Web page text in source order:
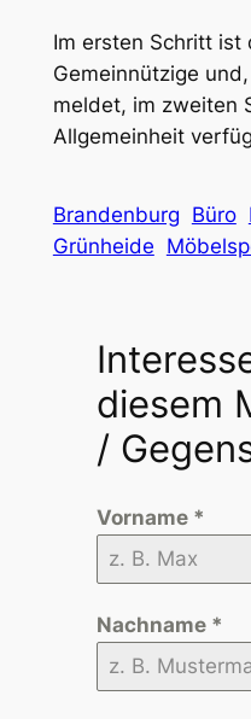
Im ersten Schritt ist
Gemeinnützige
meldet, im zweiten
Allgemeinheit
Brandenburg Büro
Grünheide
diesem
/
Vorname *
Nachname *